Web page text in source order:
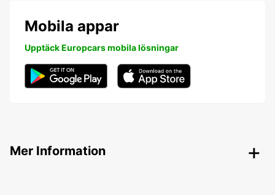
Mobila appar
Upptäck Europcars mobila lösningar
Mer Information